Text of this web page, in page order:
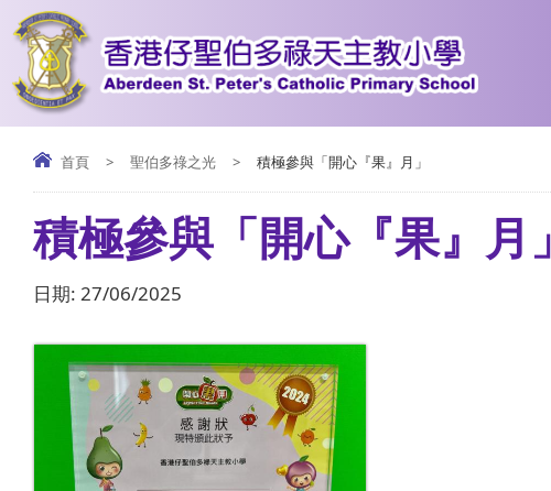
首頁 > 聖伯多祿之光 > 積極參與「開心『果』月」
積極參與「開心『果』月」
日期: 27/06/2025